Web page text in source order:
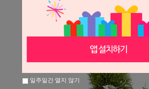
일주일간 열지 않기